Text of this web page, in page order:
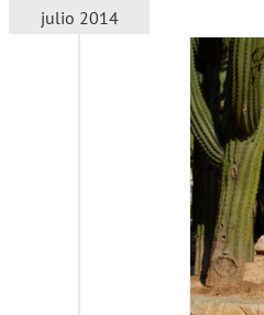
julio 2014